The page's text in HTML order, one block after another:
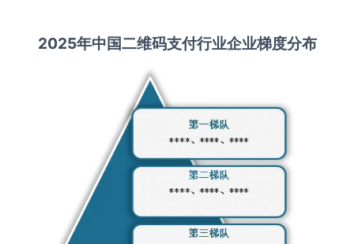
2025年中国二维码支付行业企业梯度分布